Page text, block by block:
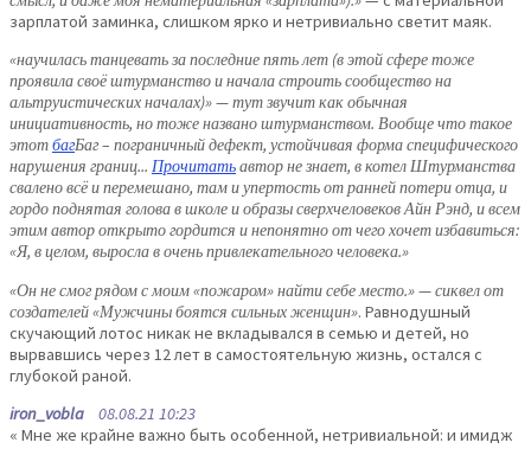
зарплатой заминка, слишком ярко и нетривиально светит маяк.
«научилась танцевать за последние пять лет (в этой сфере тоже
проявила своё штурманство и начала строить сообщество на
альтруистических началах)» — тут звучит как обычная
инициативность, но тоже названо штурманством. Вообще что такое
этотбагБаг – пограничный дефект, устойчивая форма специфического
нарушения границ... Прочитатьавтор не знает, в котел Штурманства
свалено всё и перемешано, там и упертость от ранней потери отца, и
гордо поднятая голова в школе и образы сверхчеловеков Айн Рэнд, и всем
этим автор открыто гордится и непонятно от чего хочет избавиться:
«Я, в целом, выросла в очень привлекательного человека.»
«Он не смог рядом с моим «пожаром» найти себе место.» — сиквел от
создателей «Мужчины боятся сильных женщин». Равнодушный
скучающий лотос никак не вкладывался в семью и детей, но
вырвавшись через 12 лет в самостоятельную жизнь, остался с
глубокой раной.
iron_vobla 08.08.21 10:23
« Мне же крайне важно быть особенной, нетривиальной: и имидж